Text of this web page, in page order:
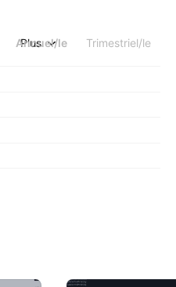
Annuel/le Trimestriel/le
Plus